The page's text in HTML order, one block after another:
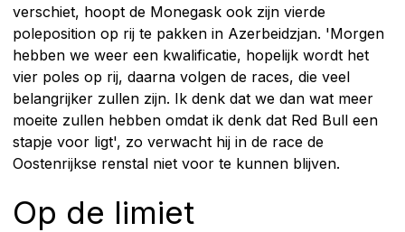
verschiet, hoopt de Monegask ook zijn vierde
poleposition op rij te pakken in Azerbeidzjan. 'Morgen
hebben we weer een kwalificatie, hopelijk wordt het
vier poles op rij, daarna volgen de races, die veel
belangrijker zullen zijn. Ik denk dat we dan wat meer
moeite zullen hebben omdat ik denk dat Red Bull een
stapje voor ligt', zo verwacht hij in de race de
Oostenrijkse renstal niet voor te kunnen blijven.
Op de limiet